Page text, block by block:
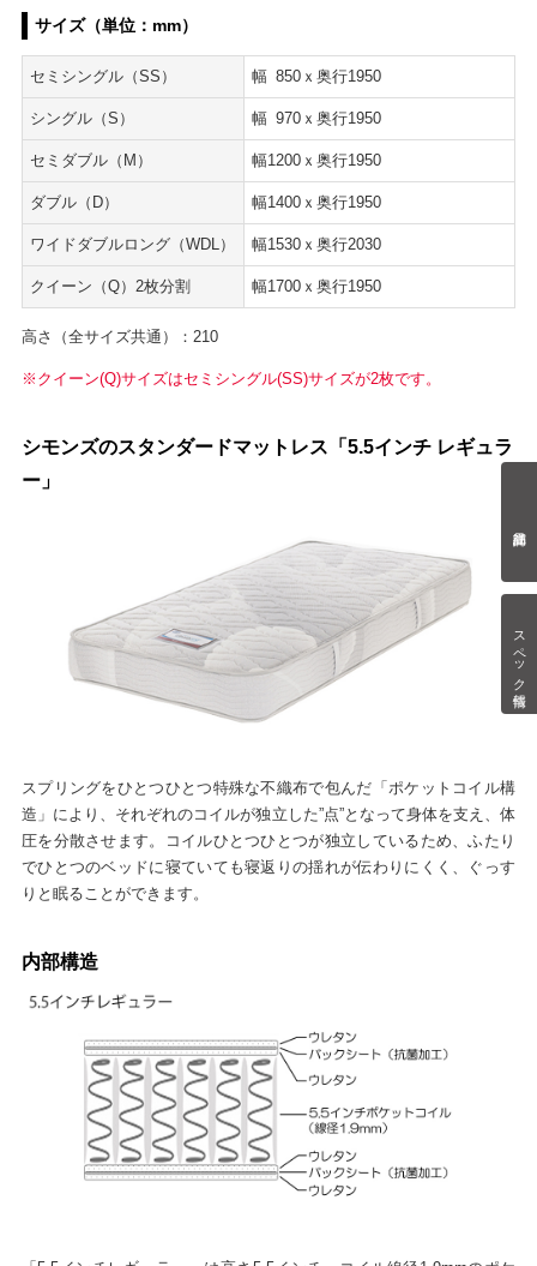
スペック情報
サイズ（単位：mm）
セミシングル（SS） 幅 850ｘ奥行1950
シングル（S） 幅 970ｘ奥行1950
セミダブル（M） 幅1200ｘ奥行1950
ダブル（D） 幅1400ｘ奥行1950
ワイドダブルロング（WDL） 幅1530ｘ奥行2030
クイーン（Q）2枚分割 幅1700ｘ奥行1950
高さ（全サイズ共通）：210
※クイーン(Q)サイズはセミシングル(SS)サイズが2枚です。
シモンズのスタンダードマットレス「5.5インチ レギュラ
ー」
スプリングをひとつひとつ特殊な不織布で包んだ「ポケットコイル構
造」により、それぞれのコイルが独立した”点”となって身体を支え、体
圧を分散させます。コイルひとつひとつが独立しているため、ふたり
でひとつのベッドに寝ていても寝返りの揺れが伝わりにくく、ぐっす
りと眠ることができます。
内部構造